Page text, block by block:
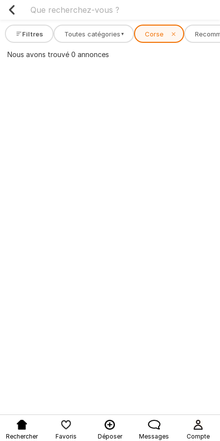
Filtres Toutes catégories ▾ Corse ✕
Nous avons trouvé 0 annonces
Rechercher Favoris Déposer Messages Compte